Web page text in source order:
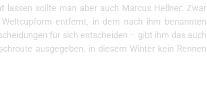
lassen sollte man aber auch Marcus Hellner: Zwar
entfernt, in dem nach ihm benannten
für sich entscheiden – gibt ihm das auch
ausgegeben, in diesem Winter kein Rennen